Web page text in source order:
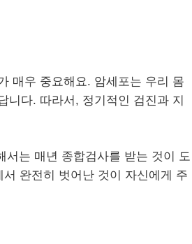
매우 중요해요. 암세포는 우리 몸
니다. 따라서, 정기적인 검진과 지
는 매년 종합검사를 받는 것이 도
완전히 벗어난 것이 자신에게 주